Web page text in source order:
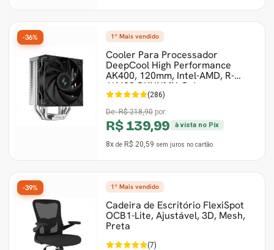
1º Mais vendido
Cooler Para Processador
DeepCool High Performance
AK400, 120mm, Intel-AMD, R-
AK400-BKNNMN-G-1
(286)
De:R$ 218,90 por:
R$ 139,99 à vista no Pix
8x de R$ 20,59 sem juros no cartão
-36%
1º Mais vendido
Cadeira de Escritório FlexiSpot
OCB1-Lite, Ajustável, 3D, Mesh,
Preta
(7)
-39%